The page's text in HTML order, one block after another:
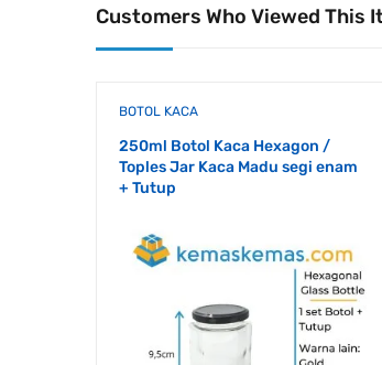
Customers Who Viewed This
BOTOL KACA
250ml Botol Kaca Hexagon /
Toples Jar Kaca Madu segi enam
+ Tutup